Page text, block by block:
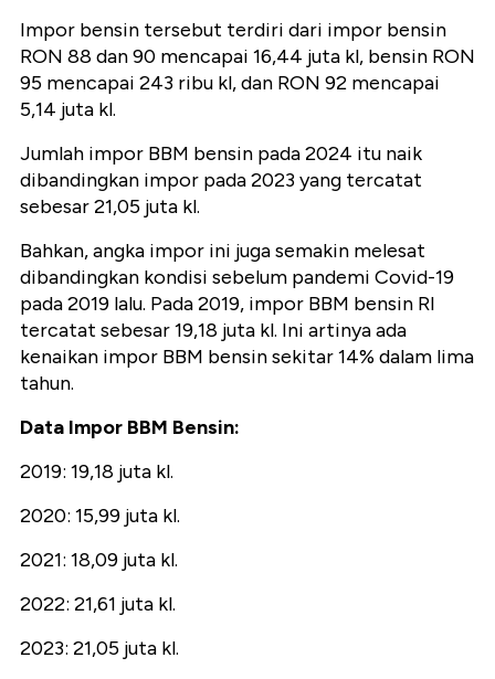
Impor bensin tersebut terdiri dari impor bensin
RON 88 dan 90 mencapai 16,44 juta kl, bensin RON
95 mencapai 243 ribu kl, dan RON 92 mencapai
5,14 juta kl.
Jumlah impor BBM bensin pada 2024 itu naik
dibandingkan impor pada 2023 yang tercatat
sebesar 21,05 juta kl.
Bahkan, angka impor ini juga semakin melesat
dibandingkan kondisi sebelum pandemi Covid-19
pada 2019 lalu. Pada 2019, impor BBM bensin RI
tercatat sebesar 19,18 juta kl. Ini artinya ada
kenaikan impor BBM bensin sekitar 14% dalam lima
tahun.
Data Impor BBM Bensin:
2019: 19,18 juta kl.
2020: 15,99 juta kl.
2021: 18,09 juta kl.
2022: 21,61 juta kl.
2023: 21,05 juta kl.